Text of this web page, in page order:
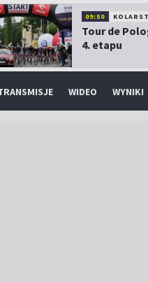
09:50
Tour de
4. etapu
WIDEO WYNIKI